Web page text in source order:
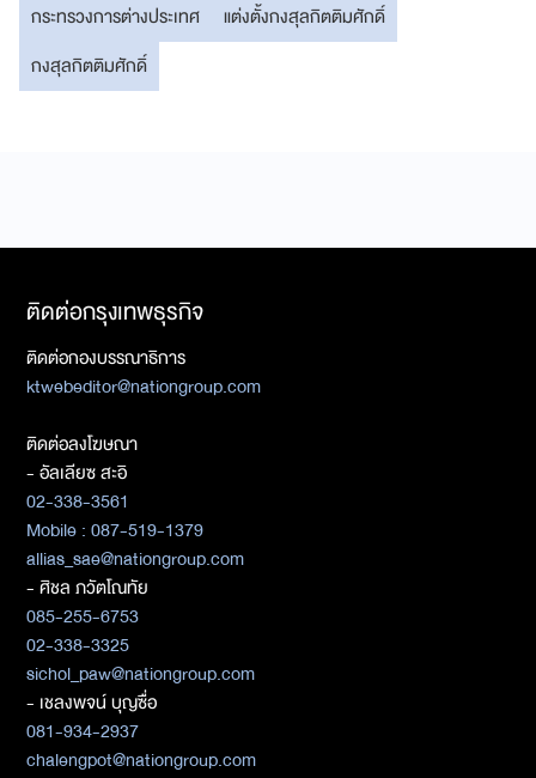
กระทรวงการต่างประเทศ
แต่งตั้งกงสุลกิตติมศักดิ์
กงสุลกิตติมศักดิ์
ติดต่อกรุงเทพธุรกิจ
ติดต่อกองบรรณาธิการ
ktwebeditor@nationgroup.com
ติดต่อลงโฆษณา
- อัลเลียซ สะอิ
02-338-3561
Mobile : 087-519-1379
allias_sae@nationgroup.com
- ศิชล ภวัตโณทัย
085-255-6753
02-338-3325
sichol_paw@nationgroup.com
- เชลงพจน์ บุญซื่อ
081-934-2937
chalengpot@nationgroup.com